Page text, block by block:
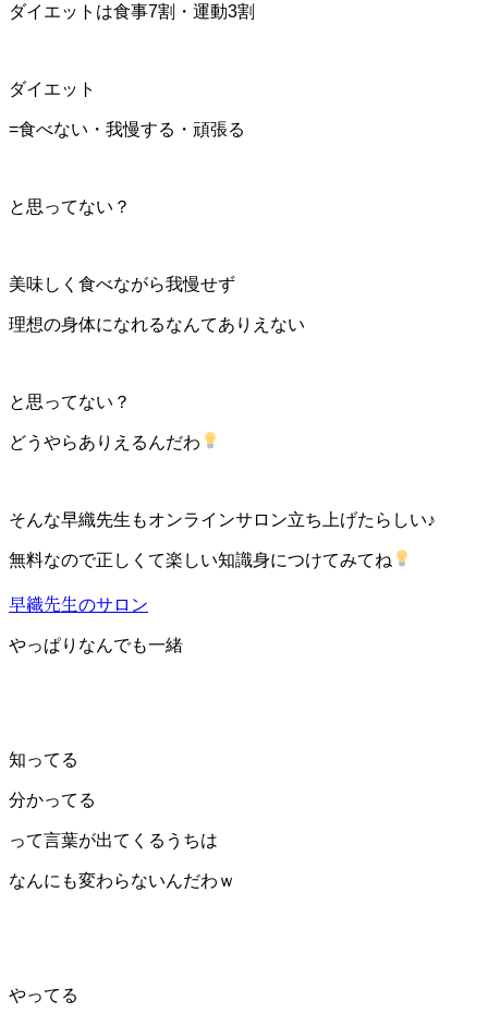
ダイエットは食事7割・運動3割
ダイエット
=食べない・我慢する・頑張る
と思ってない？
美味しく食べながら我慢せず
理想の身体になれるなんてありえない
と思ってない？
どうやらありえるんだわ
そんな早織先生もオンラインサロン立ち上げたらしい♪
無料なので正しくて楽しい知識身につけてみてね
早織先生のサロン
やっぱりなんでも一緒
知ってる
分かってる
って言葉が出てくるうちは
なんにも変わらないんだわｗ
やってる